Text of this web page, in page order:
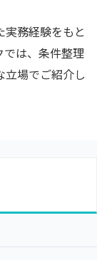
務経験をもと
は、条件整理
立場でご紹介し